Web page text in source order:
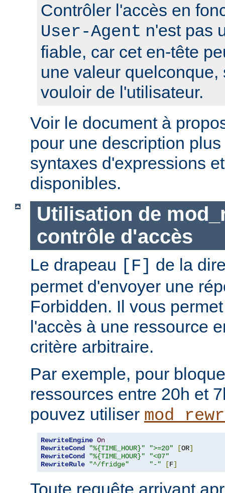
Contrôler l'accès en
User-Agent n'est pas
fiable, car cet en-tête
une valeur quelconque,
vouloir de l'utilisateur.
Voir le document à
pour une description
syntaxes d'expressions
disponibles.
Utilisation de
contrôle d'accès
Le drapeau [F] de la
permet d'envoyer une
Forbidden. Il vous
l'accès à une ressource
critère arbitraire.
Par exemple, pour
ressources entre 20h et
pouvez utiliser
RewriteEngine On
RewriteCond
"%{TIME_HOUR}" ">=20" [OR]
RewriteCond
"%{TIME_HOUR}"
"<07"
RewriteRule
"^/fridge" "-" [F]
Toute requête arrivant